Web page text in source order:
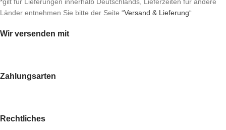
Länder entnehmen Sie bitte der Seite “Versand & Lieferung“
Wir versenden mit
Zahlungsarten
Rechtliches